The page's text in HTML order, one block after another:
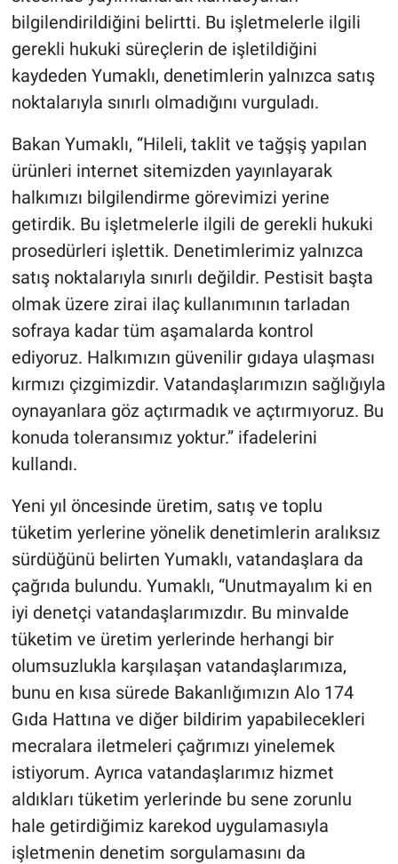
bilgilendirildiğini belirtti. Bu işletmelerle ilgili
gerekli hukuki süreçlerin de işletildiğini
kaydeden Yumaklı, denetimlerin yalnızca satış
noktalarıyla sınırlı olmadığını vurguladı.
Bakan Yumaklı, “Hileli, taklit ve tağşiş yapılan
ürünleri internet sitemizden yayınlayarak
halkımızı bilgilendirme görevimizi yerine
getirdik. Bu işletmelerle ilgili de gerekli hukuki
prosedürleri işlettik. Denetimlerimiz yalnızca
satış noktalarıyla sınırlı değildir. Pestisit başta
olmak üzere zirai ilaç kullanımının tarladan
sofraya kadar tüm aşamalarda kontrol
ediyoruz. Halkımızın güvenilir gıdaya ulaşması
kırmızı çizgimizdir. Vatandaşlarımızın sağlığıyla
oynayanlara göz açtırmadık ve açtırmıyoruz. Bu
konuda toleransımız yoktur.” ifadelerini
kullandı.
Yeni yıl öncesinde üretim, satış ve toplu
tüketim yerlerine yönelik denetimlerin aralıksız
sürdüğünü belirten Yumaklı, vatandaşlara da
çağrıda bulundu. Yumaklı, “Unutmayalım ki en
iyi denetçi vatandaşlarımızdır. Bu minvalde
tüketim ve üretim yerlerinde herhangi bir
olumsuzlukla karşılaşan vatandaşlarımıza,
bunu en kısa sürede Bakanlığımızın Alo 174
Gıda Hattına ve diğer bildirim yapabilecekleri
mecralara iletmeleri çağrımızı yinelemek
istiyorum. Ayrıca vatandaşlarımız hizmet
aldıkları tüketim yerlerinde bu sene zorunlu
hale getirdiğimiz karekod uygulamasıyla
işletmenin denetim sorgulamasını da